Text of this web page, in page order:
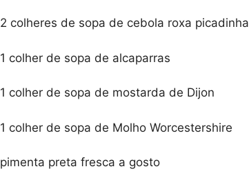
2 colheres de sopa de cebola roxa picadinha
1 colher de sopa de alcaparras
1 colher de sopa de mostarda de Dijon
1 colher de sopa de Molho Worcestershire
pimenta preta fresca a gosto